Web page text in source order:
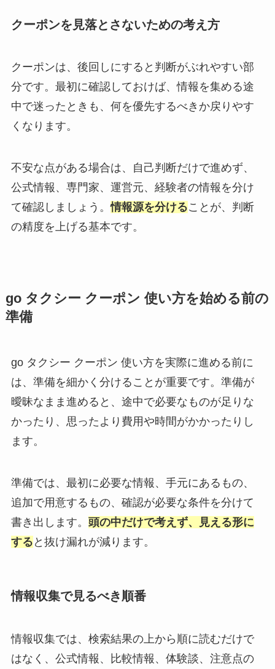
クーポンを見落とさないための考え方
クーポンは、後回しにすると判断がぶれやすい部
分です。最初に確認しておけば、情報を集める途
中で迷ったときも、何を優先するべきか戻りやす
くなります。
不安な点がある場合は、自己判断だけで進めず、
公式情報、専門家、運営元、経験者の情報を分け
て確認しましょう。情報源を分けることが、判断
の精度を上げる基本です。
go タクシー クーポン 使い方を始める前の
準備
go タクシー クーポン 使い方を実際に進める前に
は、準備を細かく分けることが重要です。準備が
曖昧なまま進めると、途中で必要なものが足りな
かったり、思ったより費用や時間がかかったりし
ます。
準備では、最初に必要な情報、手元にあるもの、
追加で用意するもの、確認が必要な条件を分けて
書き出します。 頭の中だけで考えず、見える形に
する と抜け漏れが減ります。
情報収集で見るべき順番
情報収集では、検索結果の上から順に読むだけで
はなく、公式情報、比較情報、体験談、注意点の